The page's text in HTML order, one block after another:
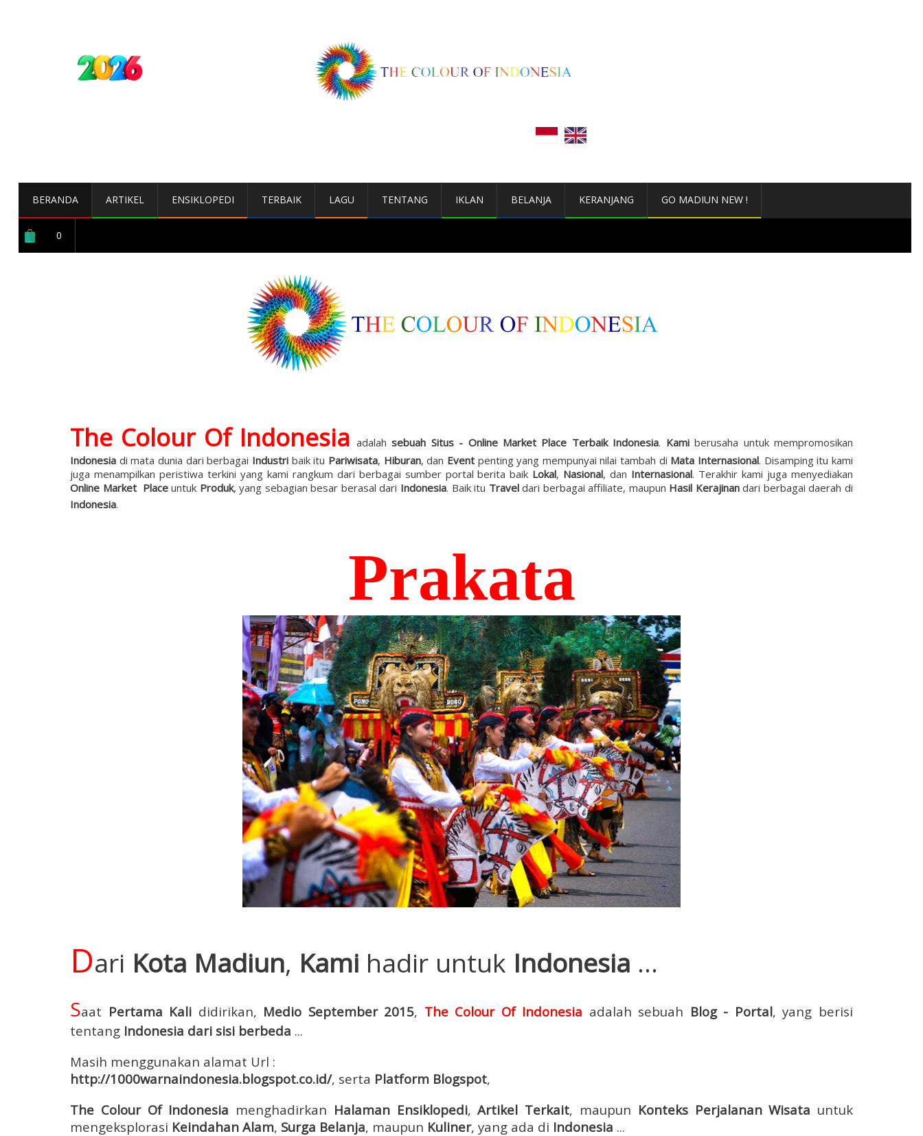
BERANDA ARTIKEL ENSIKLOPEDI TERBAIK LAGU TENTANG IKLAN BELANJA KERANJANG GO MADIUN NEW !
0
The Colour Of Indonesia adalahsebuah Situs - Online Market Place Terbaik Indonesia. Kamiberusaha untuk mempromosikan
Indonesia di mata dunia dari berbagai Industribaik itu Pariwisata, Hiburan, dan Event penting yang mempunyai nilai tambah di Mata Internasional. Disamping itu kami
juga menampilkan peristiwa terkini yang kami rangkum dari berbagai sumber portal berita baik Lokal, Nasional, dan Internasional. Terakhir kami juga menyediakan
Online Market Placeuntuk Produk, yang sebagian besar berasal dari Indonesia. Baik itu Traveldari berbagai affiliate, maupun Hasil Kerajinandari berbagai daerah di
Indonesia.
Prakata
Dari Kota Madiun, Kami hadir untuk Indonesia ...
Saat Pertama Kali didirikan, Medio September 2015, The Colour Of Indonesia adalah sebuah Blog - Portal, yang berisi
tentang Indonesia dari sisi berbeda ...
Masih menggunakan alamat Url :
http://1000warnaindonesia.blogspot.co.id/, serta Platform Blogspot,
The Colour Of Indonesia menghadirkan Halaman Ensiklopedi,Artikel Terkait, maupun Konteks Perjalanan Wisata untuk
mengeksplorasi Keindahan Alam, Surga Belanja, maupun Kuliner, yang ada di Indonesia ...